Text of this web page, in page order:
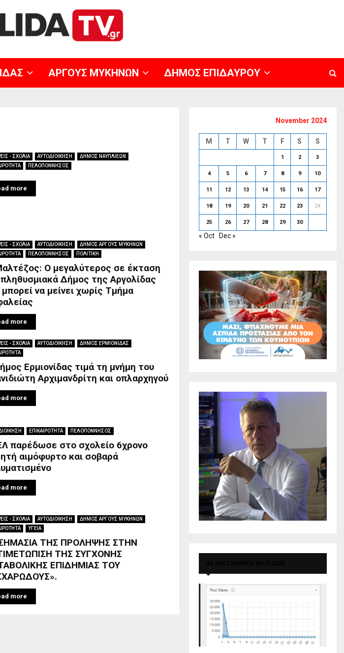
ΑΡΓΟΥΣ ΜΥΚΗΝΩΝ ΔΗΜΟΣ ΕΠΙΔΑΥΡΟΥ
- ΣΧΟΛΙΑ ΑΥΤΟΔΙΟΙΚΗΣΗ
ΔΗΜΟΣ ΝΑΥΠΛΙΕΩΝ
ΠΕΛΟΠΟΝΝΗΣΟΣ
more
- ΣΧΟΛΙΑ ΑΥΤΟΔΙΟΙΚΗΣΗ
ΔΗΜΟΣ ΑΡΓΟΥΣ ΜΥΚΗΝΩΝ
ΠΕΛΟΠΟΝΝΗΣΟΣ ΠΟΛΙΤΙΚΗ
Ο μεγαλύτερος σε έκταση
πληθυσμιακά Δήμος της Αργολίδας
μπορεί να μείνει χωρίς Τμήμα
more
- ΣΧΟΛΙΑ ΑΥΤΟΔΙΟΙΚΗΣΗ
ΔΗΜΟΣ ΕΡΜΙΟΝΙΔΑΣ
Ερμιονίδας τιμά τη μνήμη του
Αρχιμανδρίτη και οπλαρχηγού
more
ΕΠΙΚΑΙΡΟΤΗΤΑ ΠΕΛΟΠΟΝΝΗΣΟΣ
παρέδωσε στο σχολείο 6χρονο
αιμόφυρτο και σοβαρά
more
- ΣΧΟΛΙΑ ΑΥΤΟΔΙΟΙΚΗΣΗ
ΔΗΜΟΣ ΑΡΓΟΥΣ ΜΥΚΗΝΩΝ
ΥΓΕΙΑ
ΤΗΣ ΠΡΟΛΗΨΗΣ ΣΤΗΝ
ΤΗΣ ΣΥΓΧΟΝΗΣ
ΕΠΙΔΗΜΙΑΣ ΤΟΥ
more
November 2024
M T W T F S S
1 2 3
4 5 6 7 8 9 10
11 12 13 14 15 16 17
18 19 20 21 22 23 24
25 26 27 28 29 30
« Oct Dec »